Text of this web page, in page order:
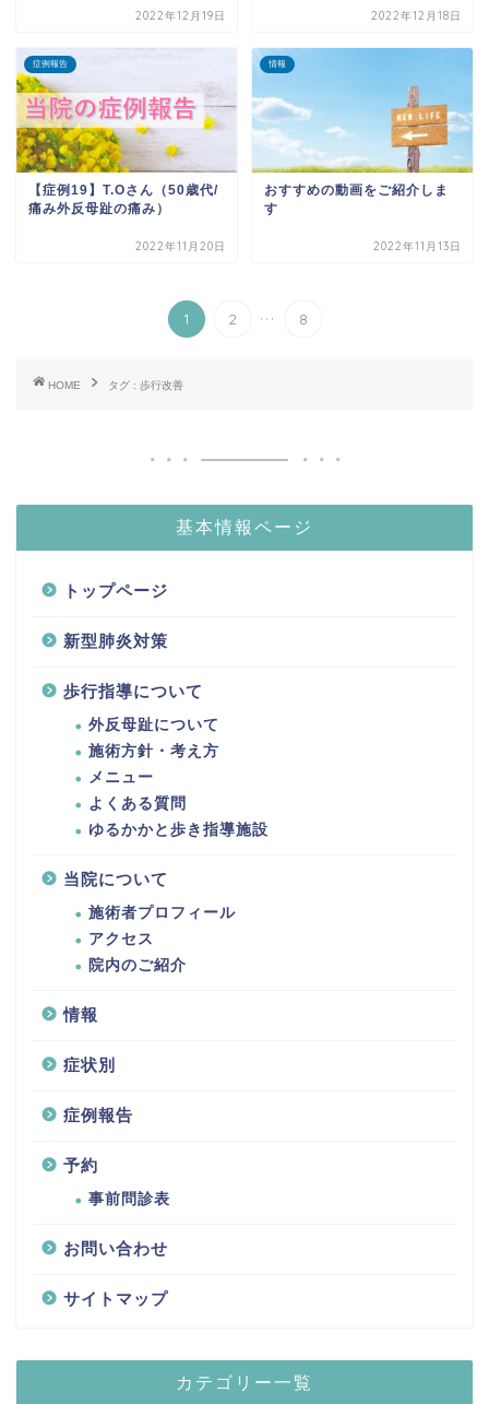
2022年12月19日 2022年12月18日
症例報告
【症例19】T.Oさん（50歳代/
痛み外反母趾の痛み）
2022年11月20日
情報
おすすめの動画をご紹介しま
す
2022年11月13日
1 2 ... 8
HOME タグ : 歩行改善
基本情報ページ
トップページ
新型肺炎対策
歩行指導について
外反母趾について
施術方針・考え方
メニュー
よくある質問
ゆるかかと歩き指導施設
当院について
施術者プロフィール
アクセス
院内のご紹介
情報
症状別
症例報告
予約
事前問診表
お問い合わせ
サイトマップ
カテゴリー一覧